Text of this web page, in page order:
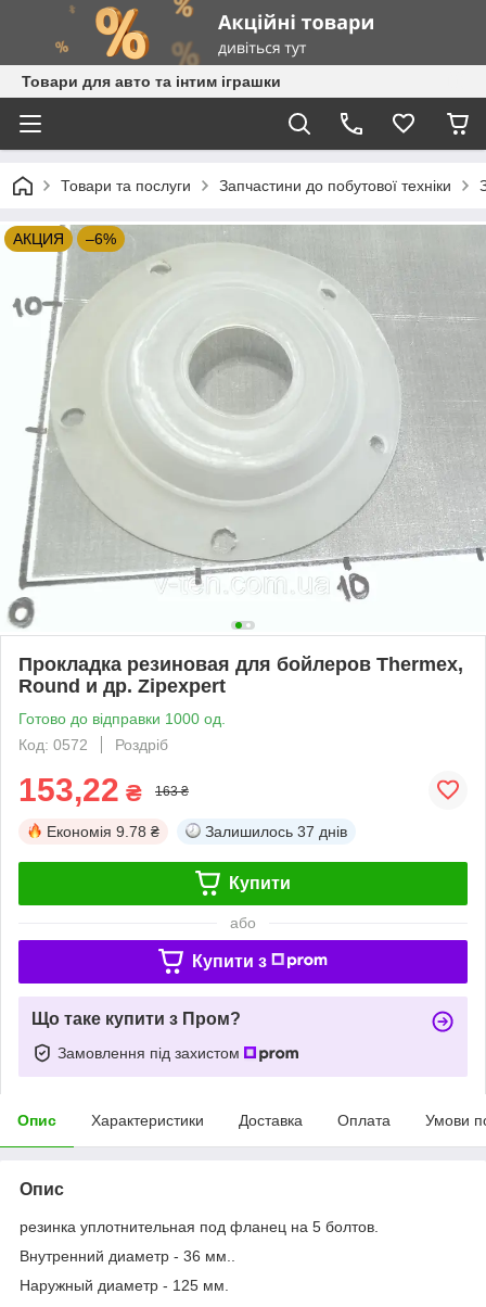
Товари для авто та інтим іграшки
Товари та послуги Запчастини до побутової техніки
АКЦИЯ –6%
Прокладка резиновая для бойлеров Thermex,
Round и др. Zipexpert
Готово до відправки 1000 од.
Код: 0572
Роздріб
153,22 ₴ 163 ₴
Економія 9.78 ₴ Залишилось 37 днів
Купити
або
Купити з
Що таке купити з Пром?
Замовлення під захистом
Опис Характеристики Доставка Оплата Умови
Опис
резинка уплотнительная под фланец на 5 болтов.
Внутренний диаметр - 36 мм..
Наружный диаметр - 125 мм.